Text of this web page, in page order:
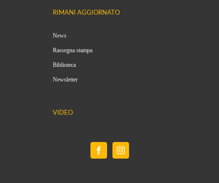
RIMANI AGGIORNATO
News
Rassegna stampa
Biblioteca
Newsletter
VIDEO